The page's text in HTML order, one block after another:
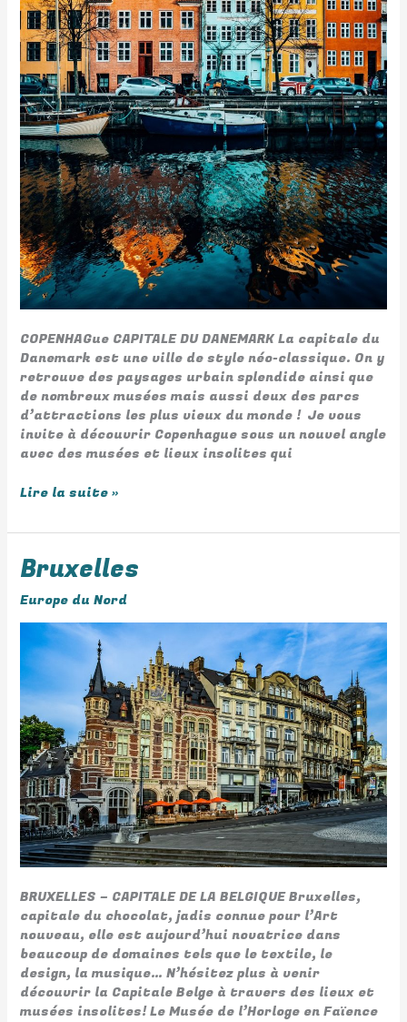
COPENHAGue CAPITALE DU DANEMARK La capitale du
Danemark est une ville de style néo-classique. On y
retrouve des paysages urbain splendide ainsi que
de nombreux musées mais aussi deux des parcs
d’attractions les plus vieux du monde ! Je vous
invite à découvrir Copenhague sous un nouvel angle
avec des musées et lieux insolites qui
Lire la suite »
Bruxelles
Europe du Nord
BRUXELLES – CAPITALE DE LA BELGIQUE Bruxelles,
capitale du chocolat, jadis connue pour l’Art
nouveau, elle est aujourd’hui novatrice dans
beaucoup de domaines tels que le textile, le
design, la musique… N’hésitez plus à venir
découvrir la Capitale Belge à travers des lieux et
musées insolites! Le Musée de l’Horloge en Faïence
Bruxelles